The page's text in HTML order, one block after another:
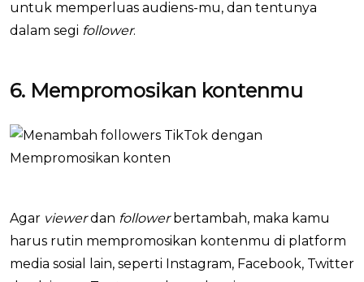
untuk memperluas audiens-mu, dan tentunya
dalam segi follower.
6. Mempromosikan kontenmu
Agar viewerdan followerbertambah, maka kamu
harus rutin mempromosikan kontenmu di platform
media sosial lain, seperti Instagram, Facebook, Twitter